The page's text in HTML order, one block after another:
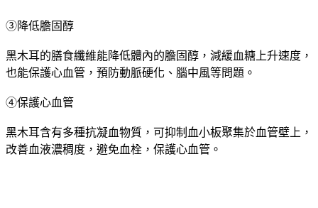
黑木耳的膳食纖維能降低體內的膽固醇，減緩血糖上升速度，
黑木耳含有多種抗凝血物質，可抑制血小板聚集於血管壁上，